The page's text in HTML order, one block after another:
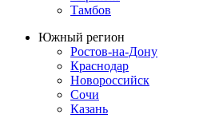
Тамбов
Южный регион
Ростов-на-Дону
Краснодар
Новороссийск
Сочи
Казань